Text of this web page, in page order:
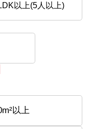
以上(5人以上)
以上